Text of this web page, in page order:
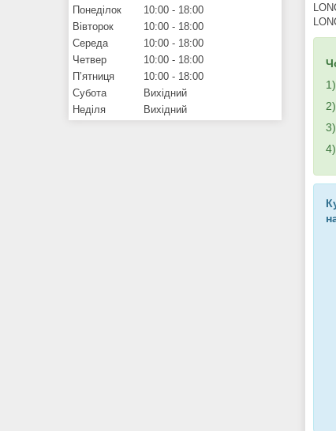
Понеділок 10:00
18:00
Вівторок
10:00
18:00
Середа
10:00
18:00
Четвер
10:00
18:00
Пʼятниця
10:00
18:00
Субота
Вихідний
Неділя
Вихідний